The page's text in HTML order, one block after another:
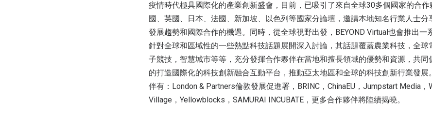
疫情時代極具國際化的產業創新盛會，目前，已吸引了來自全球30多個國家的合
國、英國、日本、法國、新加坡、以色列等國家分論壇，邀請本地知名行業人士分
發展趨勢和國際合作的機遇。同時，從全球視野出發，BEYOND Virtual也會推出一
針對全球和區域性的一些熱點科技話題展開深入討論，其話題覆蓋農業科技，全球
子競技，智慧城市等等，充分發揮合作夥伴在當地和擅長領域的優勢和資源，共同
的打造國際化的科技創新融合互動平台，推動亞太地區和全球的科技創新行業發展
伴有：London & Partners倫敦發展促進署，BRINC，ChinaEU，Jumpstart Media，
Village，Yellowblocks，SAMURAI INCUBATE，更多合作夥伴將陸續揭曉。